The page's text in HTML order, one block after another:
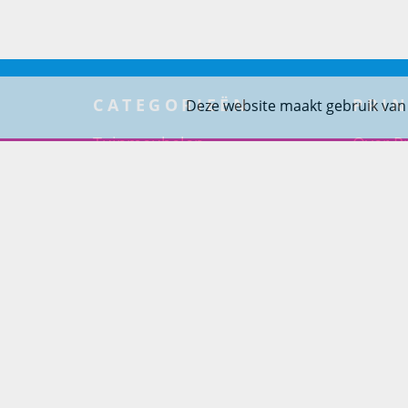
Deze website maakt gebruik
CATEGORIEËN
Tuinmeubelen
Over